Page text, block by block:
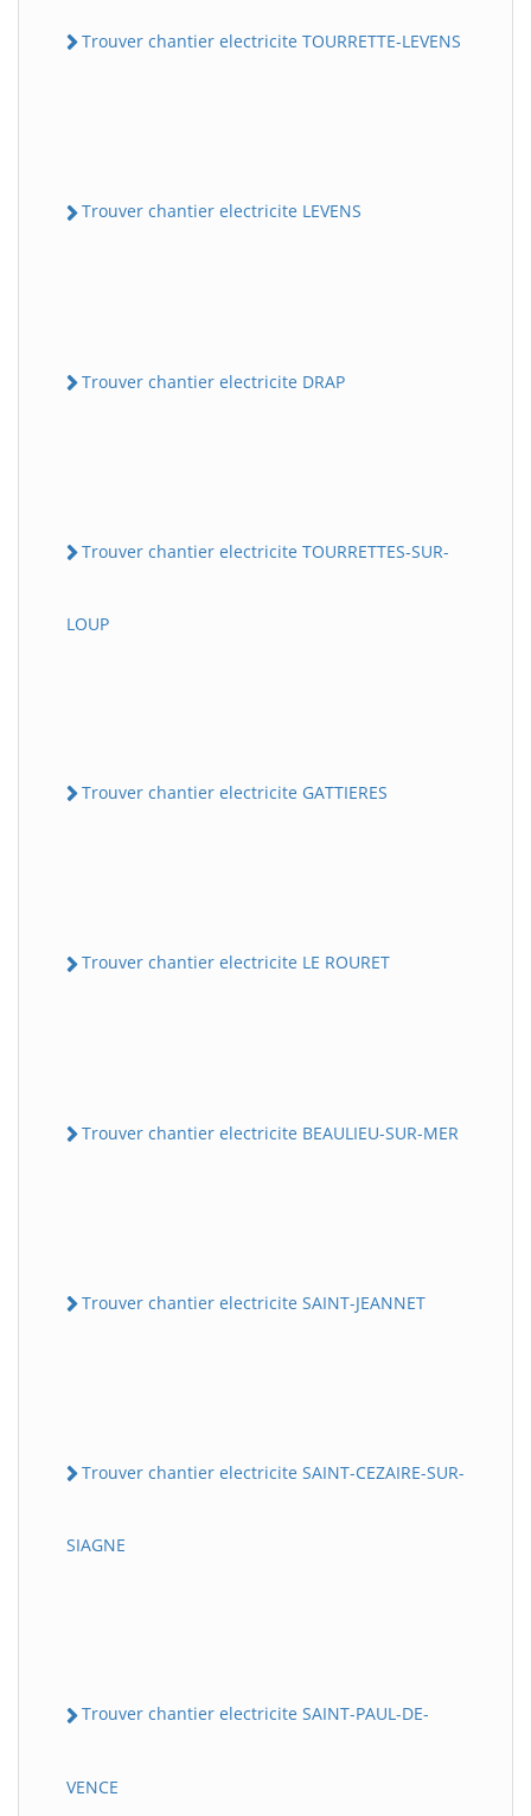
Trouver chantier electricite TOURRETTE-LEVENS
Trouver chantier electricite LEVENS
Trouver chantier electricite DRAP
Trouver chantier electricite TOURRETTES-SUR-
LOUP
Trouver chantier electricite GATTIERES
Trouver chantier electricite LE ROURET
Trouver chantier electricite BEAULIEU-SUR-MER
Trouver chantier electricite SAINT-JEANNET
Trouver chantier electricite SAINT-CEZAIRE-SUR-
SIAGNE
Trouver chantier electricite SAINT-PAUL-DE-
VENCE